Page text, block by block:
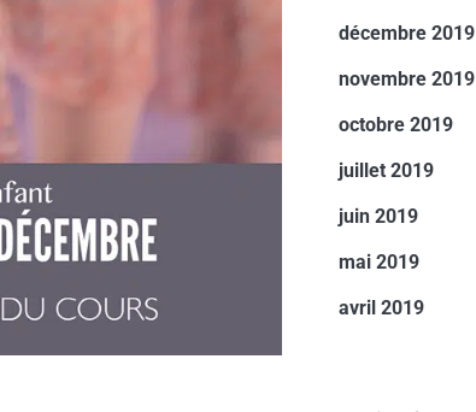
décembre 2019
novembre 2019
octobre 2019
juillet 2019
juin 2019
mai 2019
avril 2019